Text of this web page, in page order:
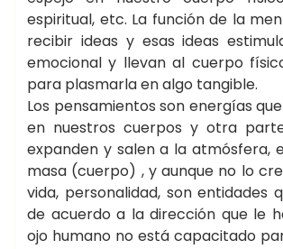
espiritual, etc. La función de la
recibir ideas y esas ideas
emocional y llevan al cuerpo
para plasmarla en algo tangible.
Los pensamientos son energías
en nuestros cuerpos y otra
expanden y salen a la atmósfera,
masa (cuerpo) , y aunque no lo
vida, personalidad, son entidades
de acuerdo a la dirección que le
ojo humano no está capacitado